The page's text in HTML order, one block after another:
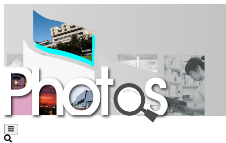
Open
sidebar
Search